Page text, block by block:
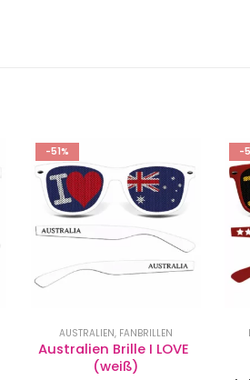
-51%
DEUTSCHLAND ,FANBRILLEN
German Red Love
-